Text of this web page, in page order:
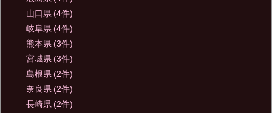
山口県 (4件)
岐阜県 (4件)
熊本県 (3件)
宮城県 (3件)
島根県 (2件)
奈良県 (2件)
長崎県 (2件)